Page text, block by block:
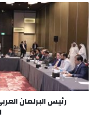
رئيس
البرلمان
العربي
يطالب
بدعم
الاستقرار
فى
السودان
رئيس البرلمان